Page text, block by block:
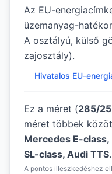
Az EU-
üzemanyag-
A osztályú, külső
zajosztály).
Hivatalos EU-
Ez a méret (285/
méret többek
Mercedes E-
SL-class, Audi TTS.
A pontos illeszkedéshez